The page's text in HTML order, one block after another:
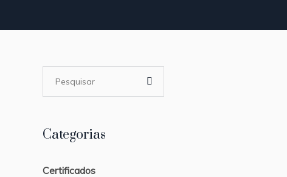
Categorias
Certificados